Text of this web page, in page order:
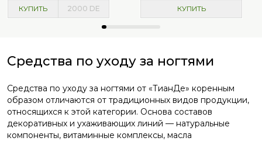
КУПИТЬ 2000 DE КУПИТЬ
Средства по уходу за ногтями
Средства по уходу за ногтями от «ТианДе» коренным
образом отличаются от традиционных видов продукции,
относящихся к этой категории. Основа составов
декоративных и ухаживающих линий — натуральные
компоненты, витаминные комплексы, масла